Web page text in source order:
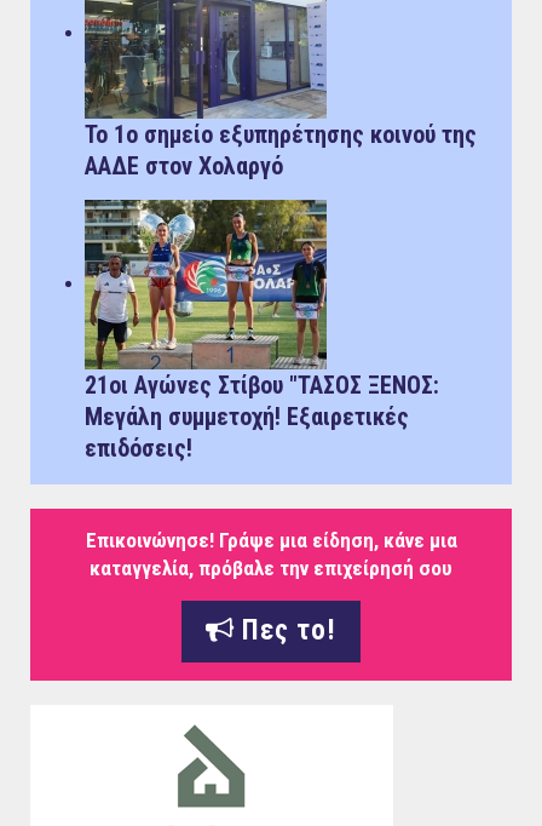
Το 1ο σημείο εξυπηρέτησης κοινού της
ΑΑΔΕ στον Χολαργό
21οι Αγώνες Στίβου "ΤΑΣΟΣ ΞΕΝΟΣ:
Μεγάλη συμμετοχή! Εξαιρετικές
επιδόσεις!
Επικοινώνησε! Γράψε μια είδηση, κάνε μια
καταγγελία, πρόβαλε την επιχείρησή σου
Πες το!